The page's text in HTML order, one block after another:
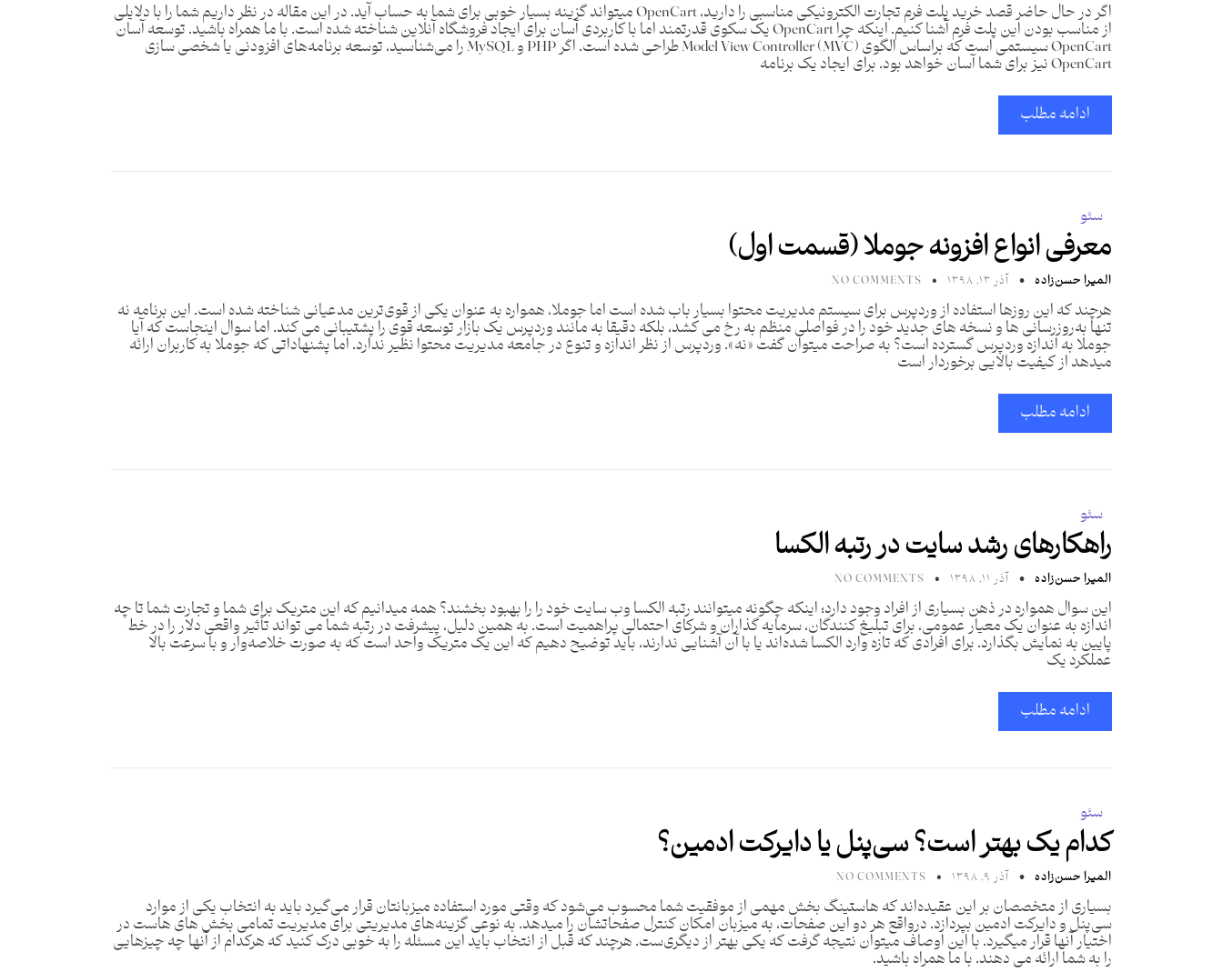
اگر در حال حاضر قصد خرید پلت فرم تجارت الکترونیکی مناسبی را دارید، OpenCart میتواند گزینه بسیار خوبی برای شما به حساب آید. در این مقاله در نظر داریم شما را با دلایلی
از مناسب بودن این پلت فرم آشنا کنیم. اینکه چرا OpenCart یک سکوی قدرتمند اما با کاربردی آسان برای ایجاد فروشگاه آنلاین شناخته شده است. با ما همراه باشید. توسعه آسان
OpenCart سیستمی است که براساس الگوی Model View Controller (MVC) طراحی شده است. اگر PHP و MySQL را می‌شناسید، توسعه برنامه‌های افزودنی یا شخصی سازی
OpenCart نیز برای شما آسان خواهد بود. برای ایجاد یک برنامه
ادامه مطلب
سئو
معرفی انواع افزونه جوملا (قسمت اول)
المیرا حسن‌زاده آذر ۱۳, ۱۳۹۸ NO COMMENTS
هرچند که این روزها استفاده از وردپرس برای سیستم مدیریت محتوا بسیار باب شده است اما جوملا، همواره به عنوان یکی از قوی‌ترین مدعیانی شناخته شده است. این برنامه نه
تنها به‌روزرسانی ها و نسخه های جدید خود را در فواصلی منظم به رخ می کشد، بلکه دقیقا به مانند وردپرس یک بازار توسعه قوی را پشتیبانی می کند. اما سوال اینجاست که آیا
جوملا به اندازه وردپرس گسترده است؟ به صراحت میتوان گفت «نه». وردپرس از نظر اندازه و تنوع در جامعه مدیریت محتوا نظیر ندارد. اما پشنهاداتی که جوملا به کاربران ارائه
میدهد از کیفیت بالایی برخوردار است
ادامه مطلب
سئو
راهکارهای رشد سایت در رتبه الکسا
المیرا حسن‌زاده آذر ۱۱, ۱۳۹۸ NO COMMENTS
این سوال همواره در ذهن بسیاری از افراد وجود دارد؛ اینکه چگونه میتوانند رتبه الکسا وب سایت خود را را بهبود بخشند؟ همه میدانیم که این متریک برای شما و تجارت شما تا چه
اندازه به عنوان یک معیار عمومی، برای تبلیغ کنندگان، سرمایه گذاران و شرکای احتمالی پراهمیت است. به همین دلیل، پیشرفت در رتبه شما می تواند تأثیر واقعی دلار را در خط
پایین به نمایش بگذارد. برای افرادی که تازه وارد الکسا شده‌اند یا با آن آشنایی ندارند، باید توضیح دهیم که این یک متریک واحد است که به صورت خلاصه‌وار و با سرعت بالا
عملکرد یک
ادامه مطلب
سئو
کدام یک بهتر است؟ سی‌پنل یا دایرکت ادمین؟
المیرا حسن‌زاده آذر ۹, ۱۳۹۸ NO COMMENTS
بسیاری از متخصصان بر این عقیده‌اند که هاستینگ بخش مهمی از موفقیت شما محسوب می‌شود که وقتی مورد استفاده میزبانتان قرار می‌گیرد باید به انتخاب یکی از موارد
سی‌پنل و دایرکت ادمین بپردازد. درواقع هر دو این صفحات، به میزبان امکان کنترل صفحاتشان را میدهد. به نوعی گزینه‌های مدیریتی برای مدیریت تمامی بخش های هاست در
اختیار آنها قرار میگیرد. با این اوصاف میتوان نتیجه گرفت که یکی بهتر از دیگری‌ست. هرچند که قبل از انتخاب باید این مسئله را به خوبی درک کنید که هرکدام از آنها چه چیزهایی
را به شما ارائه می دهند. با ما همراه باشید.